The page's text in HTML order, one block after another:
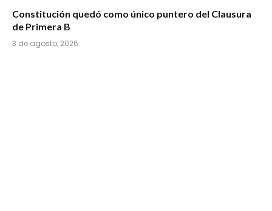
Constitución quedó como único puntero del Clausura
de Primera B
3 de agosto, 2026